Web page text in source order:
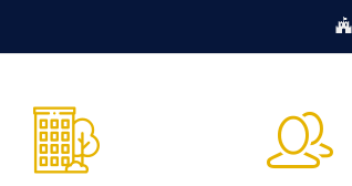
Turismo